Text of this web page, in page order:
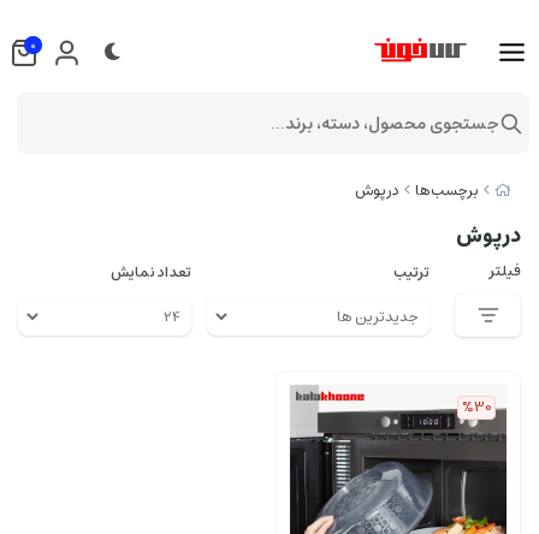
برچسب‌ها درپوش
درپوش
فیلتر ترتیب تعداد نمایش
%30
0
جستجوی محصول، دسته، برند...